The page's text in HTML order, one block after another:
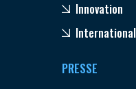
Innovation
PRESSE